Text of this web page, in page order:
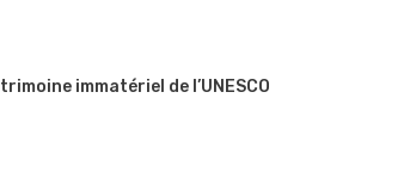
immatériel de l’UNESCO